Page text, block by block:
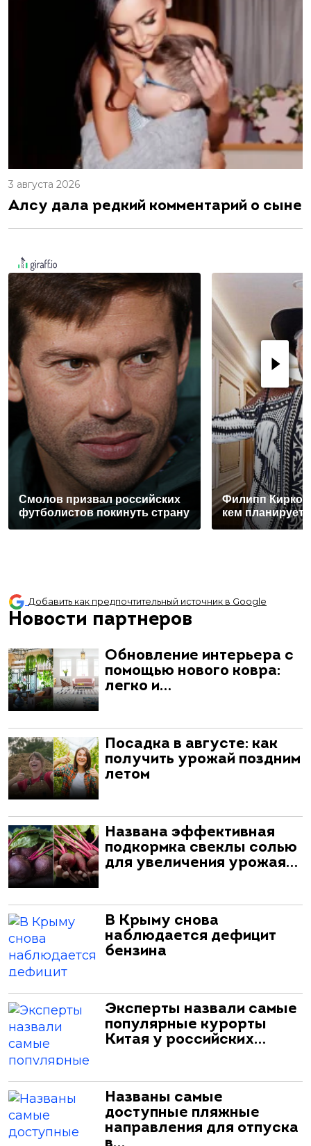
3 августа 2026
Алсу дала редкий комментарий о сыне
Смолов призвал российских
футболистов покинуть страну
Филипп
кем планирует
Добавить как предпочтительный источник в Google
Новости партнеров
Обновление интерьера с
помощью нового ковра:
легко и…
Посадка в августе: как
получить урожай поздним
летом
Названа эффективная
подкормка свеклы солью
для увеличения урожая…
В Крыму снова
наблюдается дефицит
бензина
Эксперты назвали самые
популярные курорты
Китая у российских…
Названы самые
доступные пляжные
направления для отпуска